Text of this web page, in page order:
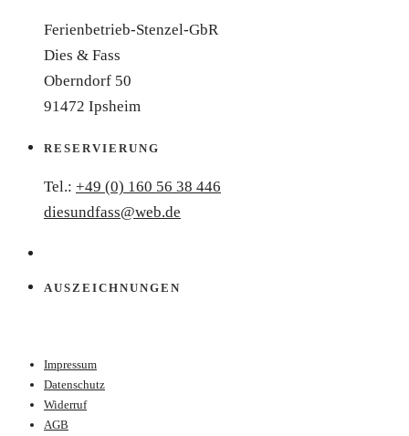
Ferienbetrieb-Stenzel-GbR
Dies & Fass
Oberndorf 50
91472 Ipsheim
RESERVIERUNG
Tel.: +49 (0) 160 56 38 446
diesundfass@web.de
AUSZEICHNUNGEN
Impressum
Datenschutz
Widerruf
AGB